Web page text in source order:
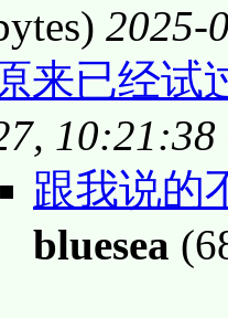
2025-
来已经试
10:21:38
跟我说的
bluesea